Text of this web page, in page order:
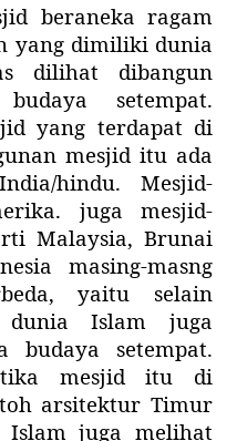
beraneka ragam
yang dimiliki dunia
dilihat dibangun
setempat.
yang terdapat di
mesjid itu ada
hindu. Mesjid-
juga mesjid-
Malaysia, Brunai
masing-masng
yaitu selain
dunia Islam juga
budaya setempat.
mesjid itu di
arsitektur Timur
Islam juga melihat